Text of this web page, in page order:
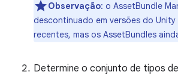
Observação: o AssetBundle
descontinuado em versões do Unity
recentes, mas os AssetBundles
Determine o conjunto de tipos